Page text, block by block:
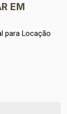
EM
para Locação